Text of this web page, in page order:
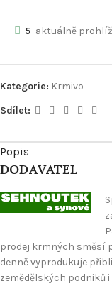
5 aktuálně
Kategorie: Krmivo
Sdílet:
Popis
DODAVATEL
prodej krmných směsí
denně vyprodukuje
zemědělských podniků